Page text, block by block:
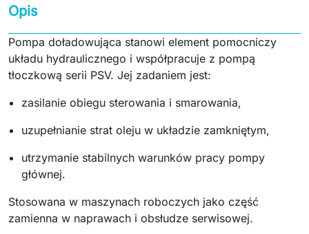
Opis
Pompa doładowująca stanowi element pomocniczy
układu hydraulicznego i współpracuje z pompą
tłoczkową serii PSV. Jej zadaniem jest:
zasilanie obiegu sterowania i smarowania,
uzupełnianie strat oleju w układzie zamkniętym,
utrzymanie stabilnych warunków pracy pompy
głównej.
Stosowana w maszynach roboczych jako część
zamienna w naprawach i obsłudze serwisowej.